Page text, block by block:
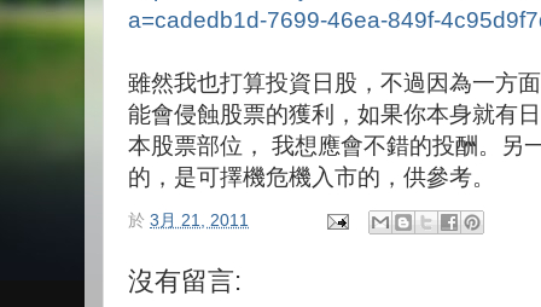
a=cadedb1d-7699-46ea-849f-
雖然我也打算投資日股，不過因為一方
能會侵蝕股票的獲利，如果你本身就有
本股票部位， 我想應會不錯的投酬。另
的，是可擇機危機入市的，供參考。
於 3月 21, 2011
沒有留言: